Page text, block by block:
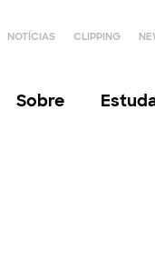
NOTÍCIAS CLIPPING
Sobre